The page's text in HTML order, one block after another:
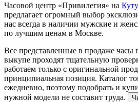
Часовой центр «Привилегия» на
предлагает огромный выбор
нас всегда в наличии мужские и
по лучшим ценам в Москве.
Все представленные в продаже часы
выкупе проходят тщательную
работаем только с оригинальной
принципиальная позиция. Каталог
ежедневно, поэтому подобрать и
нужной модели не составит труда.